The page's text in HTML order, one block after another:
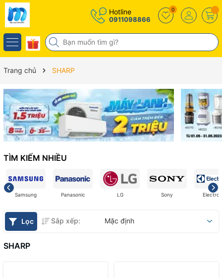
Hotline
0911098866
0
Trang chủ SHARP
TÌM KIẾM NHIỀU
Samsung Panasonic LG Sony
Lọc Sắp xếp: Mặc định
SHARP